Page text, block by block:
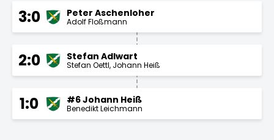
3:0 Peter Aschenloher
Adolf Floßmann
2:0 Stefan Adlwart
Stefan Oettl Johann Heiß
1:0 #6 Johann Heiß
Benedikt Leichmann